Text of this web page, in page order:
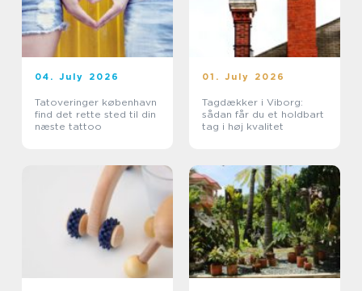
04. July 2026
Tatoveringer københavn
find det rette sted til din
næste tattoo
01. July 2026
Tagdækker i Viborg:
sådan får du et holdbart
tag i høj kvalitet